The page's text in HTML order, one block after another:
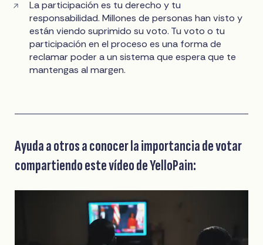
La participación es tu derecho y tu
responsabilidad. Millones de personas han visto y
están viendo suprimido su voto. Tu voto o tu
participación en el proceso es una forma de
reclamar poder a un sistema que espera que te
mantengas al margen.
Ayuda a otros a conocer la importancia de votar
compartiendo este vídeo de YelloPain: